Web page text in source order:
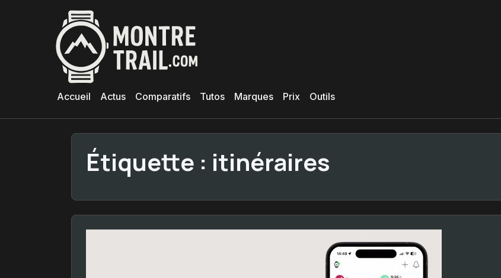
Accueil Actus Comparatifs Tutos Marques Prix Outils
Étiquette : itinéraires